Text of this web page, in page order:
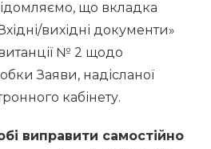
що вкладка
вихідні документи»
№ 2 щодо
Заяви, надісланої
кабінету.
виправити самостійно